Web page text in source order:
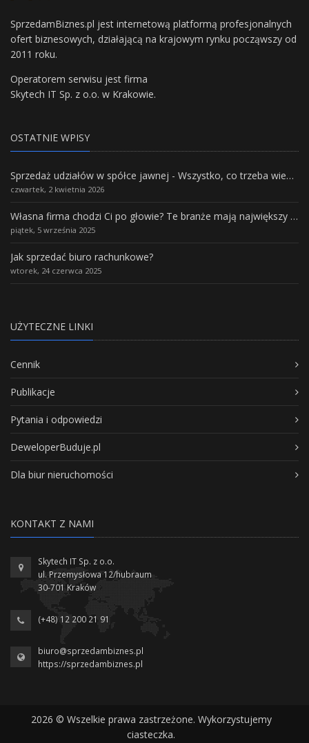
SprzedamBiznes.pl jest internetową platformą profesjonalnych
ofert biznesowych, działającą na krajowym rynku począwszy od
2011 roku.
Operatorem serwisu jest firma
Skytech IT Sp. z o.o. w Krakowie.
OSTATNIE WPISY
Sprzedaż udziałów w spółce jawnej - Wszystko, co trzeba wiedzieć.
czwartek, 2 kwietnia 2026
Własna firma chodzi Ci po głowie? Te branże mają największy potencjał rozwoju
piątek, 5 września 2025
Jak sprzedać biuro rachunkowe?
wtorek, 24 czerwca 2025
UŻYTECZNE LINKI
Cennik
Publikacje
Pytania i odpowiedzi
DeweloperBuduje.pl
Dla biur nieruchomości
KONTAKT Z NAMI
Skytech IT Sp. z o.o.
ul. Przemysłowa 12/hubraum
30-701 Kraków
(+48) 12 200 21 91
biuro@sprzedambiznes.pl
https://sprzedambiznes.pl
2026 © Wszelkie prawa zastrzeżone. Wykorzystujemy
ciasteczka.